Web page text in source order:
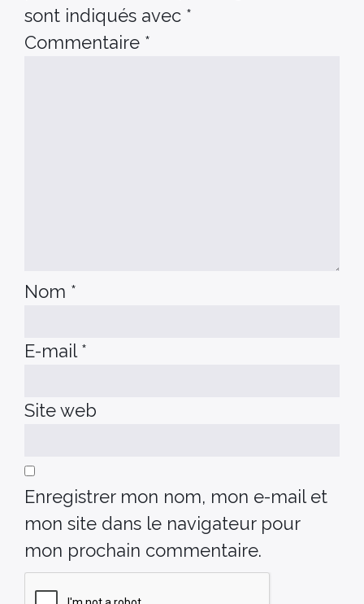
sont indiqués avec *
Commentaire *
Nom *
E-mail *
Site web
Enregistrer mon nom, mon e-mail et
mon site dans le navigateur pour
mon prochain commentaire.